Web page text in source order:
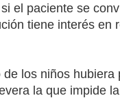
el paciente se
tiene interés en
de los niños hubiera
la que impide